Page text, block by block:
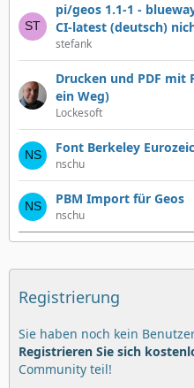
pi/geos 1.1-1 -
CI-latest (deutsch)
stefank
Drucken und PDF mit
ein Weg)
Lockesoft
Font Berkeley
nschu
PBM Import für Geos
nschu
Registrierung
Sie haben noch kein
Registrieren Sie sich
Community teil!